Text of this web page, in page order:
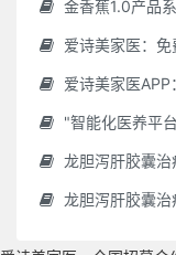
金香蕉1.0产品系列：爱诗
爱诗美家医：
爱诗美家医APP：开启
"智能化医养平台
龙胆泻肝胶囊治疗
龙胆泻肝胶囊治疗阴囊